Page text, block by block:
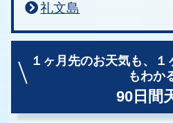
礼文島
１ヶ月先のお天気も、
１
もわか
90日間